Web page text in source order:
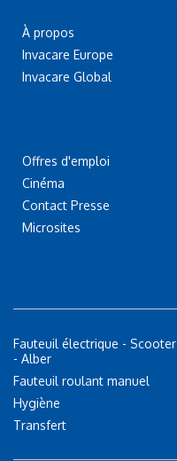
À propos
Invacare Europe
Invacare Global
Offres d'emploi
Cinéma
Contact Presse
Microsites
Fauteuil électrique - Scooter
- Alber
Fauteuil roulant manuel
Hygiène
Transfert